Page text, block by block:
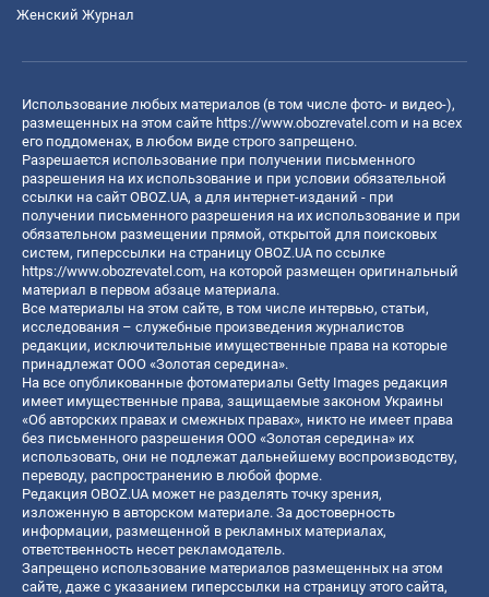
Женский Журнал
Использование любых материалов (в том числе фото- и видео-),
размещенных на этом сайте https://www.obozrevatel.com и на всех
его поддоменах, в любом виде строго запрещено.
Разрешается использование при получении письменного
разрешения на их использование и при условии обязательной
ссылки на сайт OBOZ.UA, а для интернет-изданий - при
получении письменного разрешения на их использование и при
обязательном размещении прямой, открытой для поисковых
систем, гиперссылки на страницу OBOZ.UA по ссылке
https://www.obozrevatel.com, на которой размещен оригинальный
материал в первом абзаце материала.
Все материалы на этом сайте, в том числе интервью, статьи,
исследования – служебные произведения журналистов
редакции, исключительные имущественные права на которые
принадлежат ООО «Золотая середина».
На все опубликованные фотоматериалы Getty Images редакция
имеет имущественные права, защищаемые законом Украины
«Об авторских правах и смежных правах», никто не имеет права
без письменного разрешения ООО «Золотая середина» их
использовать, они не подлежат дальнейшему воспроизводству,
переводу, распространению в любой форме.
Редакция OBOZ.UA может не разделять точку зрения,
изложенную в авторском материале. За достоверность
информации, размещенной в рекламных материалах,
ответственность несет рекламодатель.
Запрещено использование материалов размещенных на этом
сайте, даже с указанием гиперссылки на страницу этого сайта,